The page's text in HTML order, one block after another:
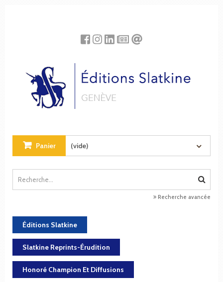
Panier (vide)
Recherche avancée
Éditions Slatkine
Slatkine Reprints-Érudition
Honoré Champion Et Diffusions